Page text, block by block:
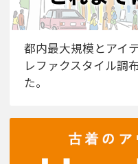
都内最大規模とアイ
レファクスタイル調
た。